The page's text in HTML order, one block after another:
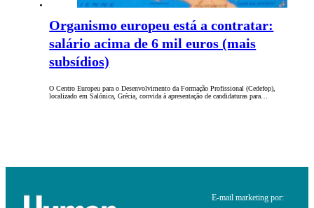
Organismo europeu está a contratar:
salário acima de 6 mil euros (mais
subsídios)
O Centro Europeu para o Desenvolvimento da Formação Profissional (Cedefop),
localizado em Salónica, Grécia, convida à apresentação de candidaturas para…
E-mail marketing por: